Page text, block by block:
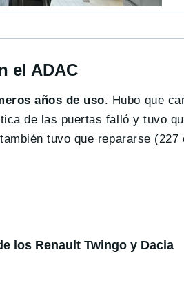
el ADAC
años de uso. Hubo que
de las puertas falló y tuvo
tuvo que repararse (227
los Renault Twingo y Dacia